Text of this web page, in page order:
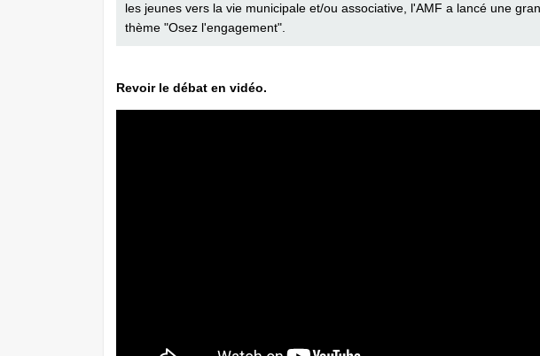
les jeunes vers la vie municipale et/ou associative, l'AMF a lancé une
thème "Osez l'engagement".
Revoir le débat en vidéo.